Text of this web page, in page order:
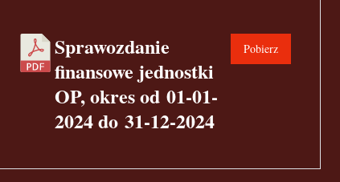
Sprawozdanie
finansowe jednostki
OP, okres od 01-01-
2024 do 31-12-2024
Pobierz